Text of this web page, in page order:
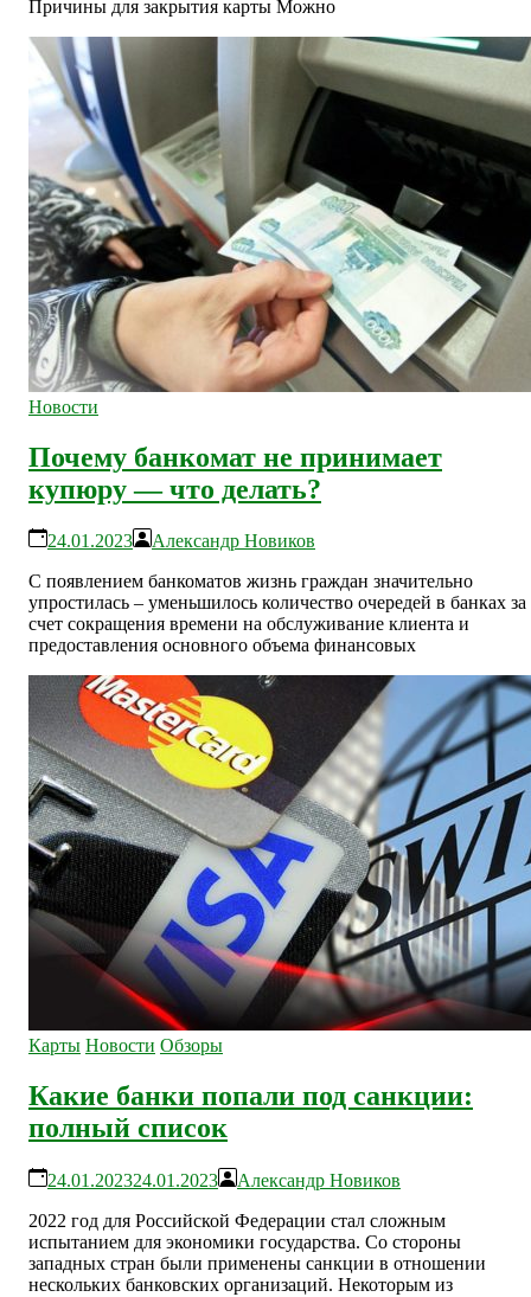
Причины для закрытия карты Можно
Новости
Почему банкомат не принимает
купюру — что делать?
24.01.2023
Александр Новиков
С появлением банкоматов жизнь граждан значительно
упростилась – уменьшилось количество очередей в банках за
счет сокращения времени на обслуживание клиента и
предоставления основного объема финансовых
Карты Новости Обзоры
Какие банки попали под санкции:
полный список
24.01.202324.01.2023
Александр Новиков
2022 год для Российской Федерации стал сложным
испытанием для экономики государства. Со стороны
западных стран были применены санкции в отношении
нескольких банковских организаций. Некоторым из